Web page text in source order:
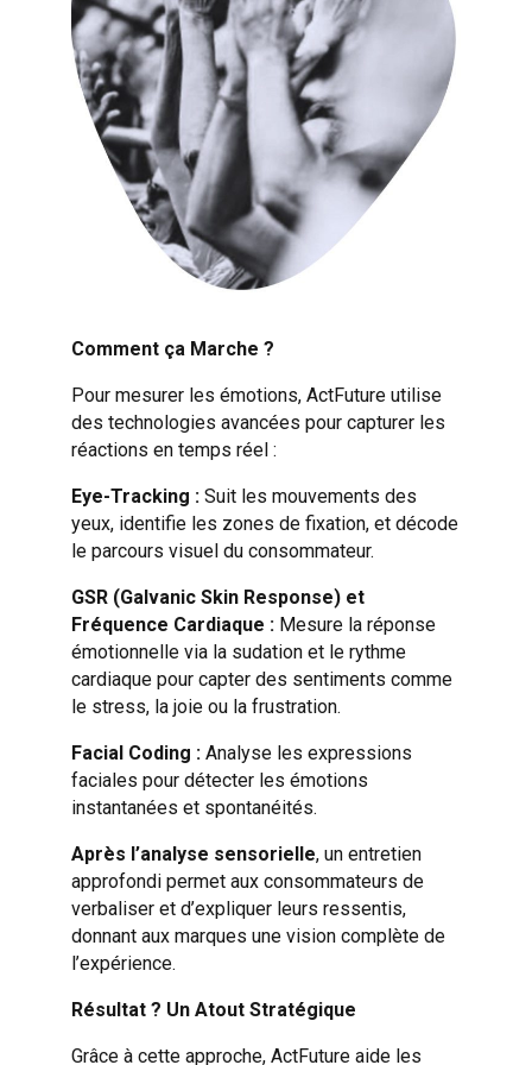
Comment ça Marche ?
Pour mesurer les émotions, ActFuture utilise
des technologies avancées pour capturer les
réactions en temps réel :
Eye-Tracking : Suit les mouvements des
yeux, identifie les zones de fixation, et décode
le parcours visuel du consommateur.
GSR (Galvanic Skin Response) et
Fréquence Cardiaque : Mesure la réponse
émotionnelle via la sudation et le rythme
cardiaque pour capter des sentiments comme
le stress, la joie ou la frustration.
Facial Coding : Analyse les expressions
faciales pour détecter les émotions
instantanées et spontanéités.
Après l’analyse sensorielle, un entretien
approfondi permet aux consommateurs de
verbaliser et d’expliquer leurs ressentis,
donnant aux marques une vision complète de
l’expérience.
Résultat ? Un Atout Stratégique
Grâce à cette approche, ActFuture aide les